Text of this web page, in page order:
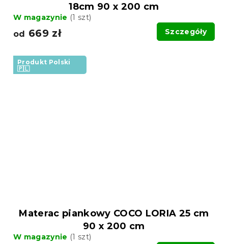
18cm 90 x 200 cm
W magazynie (1 szt)
od 669 zł Szczegóły
Produkt Polski
🇵🇱
Materac piankowy COCO LORIA 25 cm
90 x 200 cm
W magazynie (1 szt)